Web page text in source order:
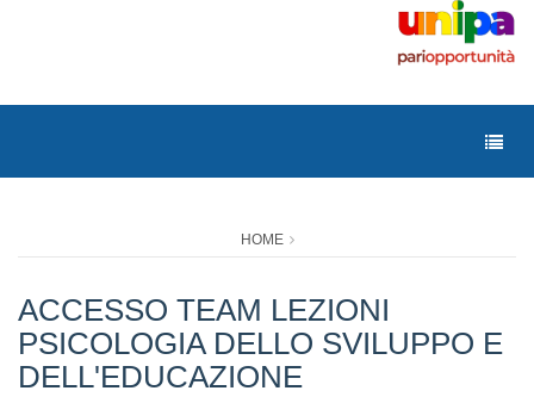
HOME
ACCESSO TEAM LEZIONI
PSICOLOGIA DELLO SVILUPPO E
DELL'EDUCAZIONE